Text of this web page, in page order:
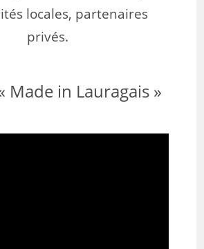
locales, partenaires
privés.
Made in Lauragais »